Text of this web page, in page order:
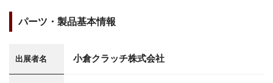
パーツ・製品基本情報
出展者名 小倉クラッチ株式会社